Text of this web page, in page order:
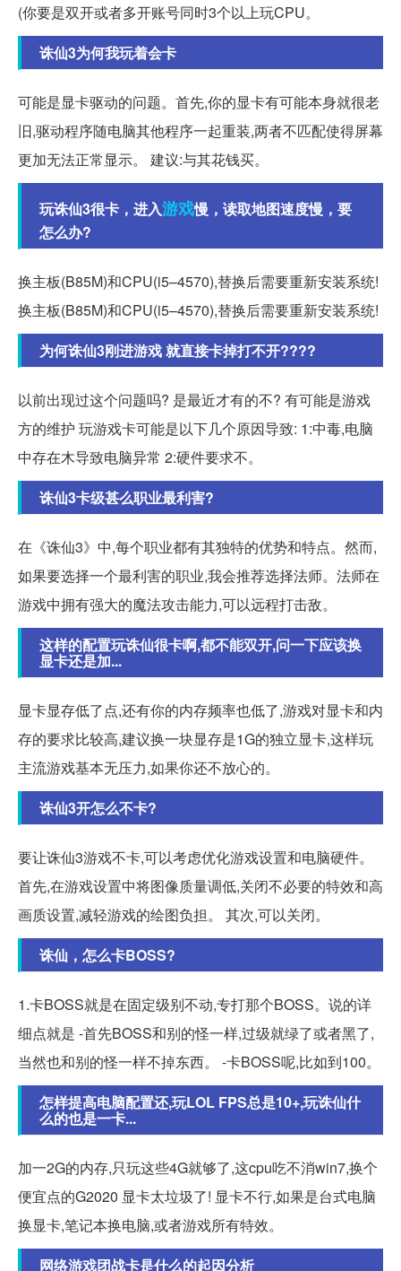
(你要是双开或者多开账号同时3个以上玩CPU。
诛仙3为何我玩着会卡
可能是显卡驱动的问题。首先,你的显卡有可能本身就很老
旧,驱动程序随电脑其他程序一起重装,两者不匹配使得屏幕
更加无法正常显示。 建议:与其花钱买。
玩诛仙3很卡，进入游戏慢，读取地图速度慢，要
怎么办?
换主板(B85M)和CPU(i5–4570),替换后需要重新安装系统!
换主板(B85M)和CPU(i5–4570),替换后需要重新安装系统!
为何诛仙3刚进游戏 就直接卡掉打不开????
以前出现过这个问题吗? 是最近才有的不? 有可能是游戏
方的维护 玩游戏卡可能是以下几个原因导致: 1:中毒,电脑
中存在木导致电脑异常 2:硬件要求不。
诛仙3卡级甚么职业最利害?
在《诛仙3》中,每个职业都有其独特的优势和特点。然而,
如果要选择一个最利害的职业,我会推荐选择法师。法师在
游戏中拥有强大的魔法攻击能力,可以远程打击敌。
这样的配置玩诛仙很卡啊,都不能双开,问一下应该换
显卡还是加...
显卡显存低了点,还有你的内存频率也低了,游戏对显卡和内
存的要求比较高,建议换一块显存是1G的独立显卡,这样玩
主流游戏基本无压力,如果你还不放心的。
诛仙3开怎么不卡?
要让诛仙3游戏不卡,可以考虑优化游戏设置和电脑硬件。
首先,在游戏设置中将图像质量调低,关闭不必要的特效和高
画质设置,减轻游戏的绘图负担。 其次,可以关闭。
诛仙，怎么卡BOSS?
1.卡BOSS就是在固定级别不动,专打那个BOSS。说的详
细点就是 -首先BOSS和别的怪一样,过级就绿了或者黑了,
当然也和别的怪一样不掉东西。 -卡BOSS呢,比如到100。
怎样提高电脑配置还,玩LOL FPS总是10+,玩诛仙什
么的也是一卡...
加一2G的内存,只玩这些4G就够了,这cpu吃不消win7,换个
便宜点的G2020 显卡太垃圾了! 显卡不行,如果是台式电脑
换显卡,笔记本换电脑,或者游戏所有特效。
网络游戏团战卡是什么的起因分析